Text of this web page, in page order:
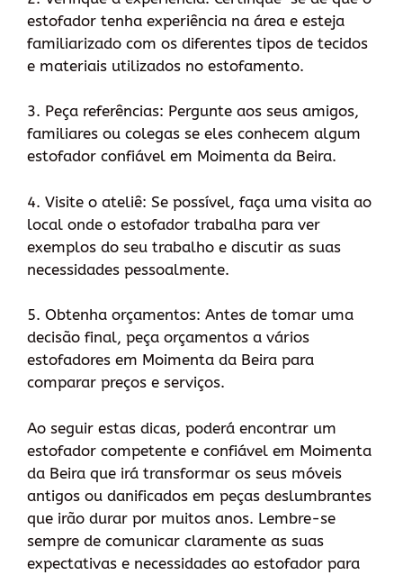
estofador tenha experiência na área e esteja
familiarizado com os diferentes tipos de tecidos
e materiais utilizados no estofamento.
3. Peça referências: Pergunte aos seus amigos,
familiares ou colegas se eles conhecem algum
estofador confiável em Moimenta da Beira.
4. Visite o ateliê: Se possível, faça uma visita ao
local onde o estofador trabalha para ver
exemplos do seu trabalho e discutir as suas
necessidades pessoalmente.
5. Obtenha orçamentos: Antes de tomar uma
decisão final, peça orçamentos a vários
estofadores em Moimenta da Beira para
comparar preços e serviços.
Ao seguir estas dicas, poderá encontrar um
estofador competente e confiável em Moimenta
da Beira que irá transformar os seus móveis
antigos ou danificados em peças deslumbrantes
que irão durar por muitos anos. Lembre-se
sempre de comunicar claramente as suas
expectativas e necessidades ao estofador para